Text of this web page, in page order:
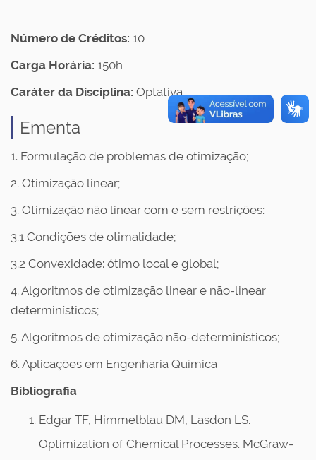
Número de Créditos: 10
Carga Horária: 150h
Caráter da Disciplina: Optativa
Ementa
1. Formulação de problemas de otimização;
2. Otimização linear;
3. Otimização não linear com e sem restrições:
3.1 Condições de otimalidade;
3.2 Convexidade: ótimo local e global;
4. Algoritmos de otimização linear e não-linear
determinísticos;
5. Algoritmos de otimização não-determinísticos;
6. Aplicações em Engenharia Química
Bibliografia
Edgar TF, Himmelblau DM, Lasdon LS.
Optimization of Chemical Processes. McGraw-